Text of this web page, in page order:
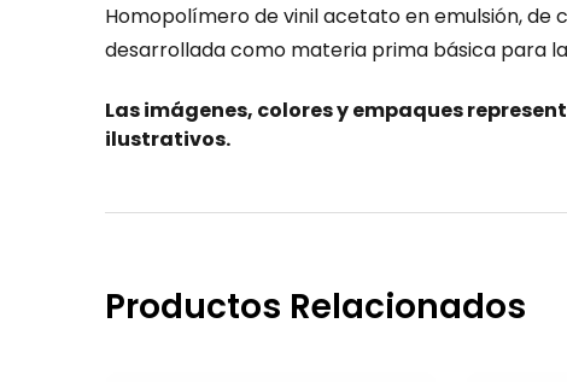
Homopolímero de vinil acetato en emulsión,
desarrollada como materia prima básica para
Las imágenes, colores y empaques
ilustrativos.
Productos Relacionados